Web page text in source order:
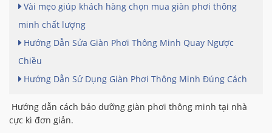
Vài mẹo giúp khách hàng chọn mua giàn phơi thông
minh chất lượng
Hướng Dẫn Sửa Giàn Phơi Thông Minh Quay Ngược
Chiều
Hướng Dẫn Sử Dụng Giàn Phơi Thông Minh Đúng Cách
Hướng dẫn cách bảo dưỡng giàn phơi thông minh tại nhà
cực kì đơn giản.